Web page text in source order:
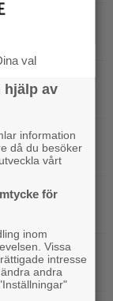
läste
han
i ny
Neills
Ganondorf i
val
hjälp av
information
då du besöker
vårt
för
inom
Vissa
intresse
andra